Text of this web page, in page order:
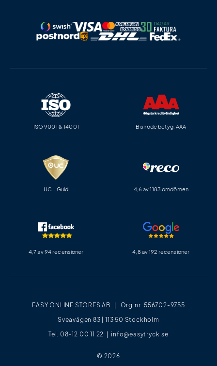
EASY ONLINE STORES AB | Org.nr. 556702-9755
Sveavägen 83 | 113 50 Stockholm
Tel. 08-12 00 11 22 | info@easytryck.se
© 2026
ISO 9001 & 14001 Bisnode betyg: AAA
UC - Guld 4,6 av 1183 omdömen
4,7 av 94 recensioner 4,8 av 192 recensioner